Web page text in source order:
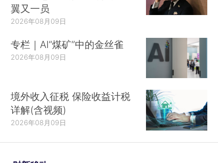
翼又一员
2026年08月09日
专栏｜AI“煤矿”中的金丝雀
2026年08月09日
境外收入征税 保险收益计税
详解(含视频)
2026年08月09日